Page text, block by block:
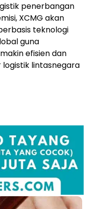
penerbangan
XCMG akan
teknologi
guna
efisien dan
lintasnegara